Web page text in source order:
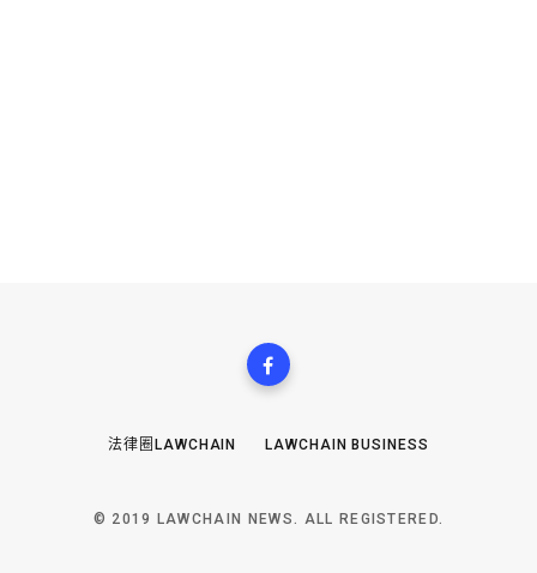
法律圈LAWCHAIN LAWCHAIN BUSINESS
© 2019 LAWCHAIN NEWS. ALL REGISTERED.